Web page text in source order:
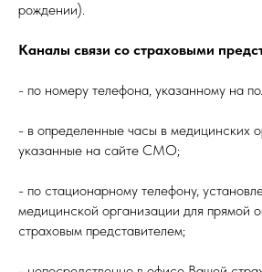
рождении).
Каналы связи со страховыми
- по номеру телефона, указанному на
- в определенные часы в медицинских
указанные на сайте СМО;
- по стационарному телефону,
медицинской организации для прямой
страховым представителем;